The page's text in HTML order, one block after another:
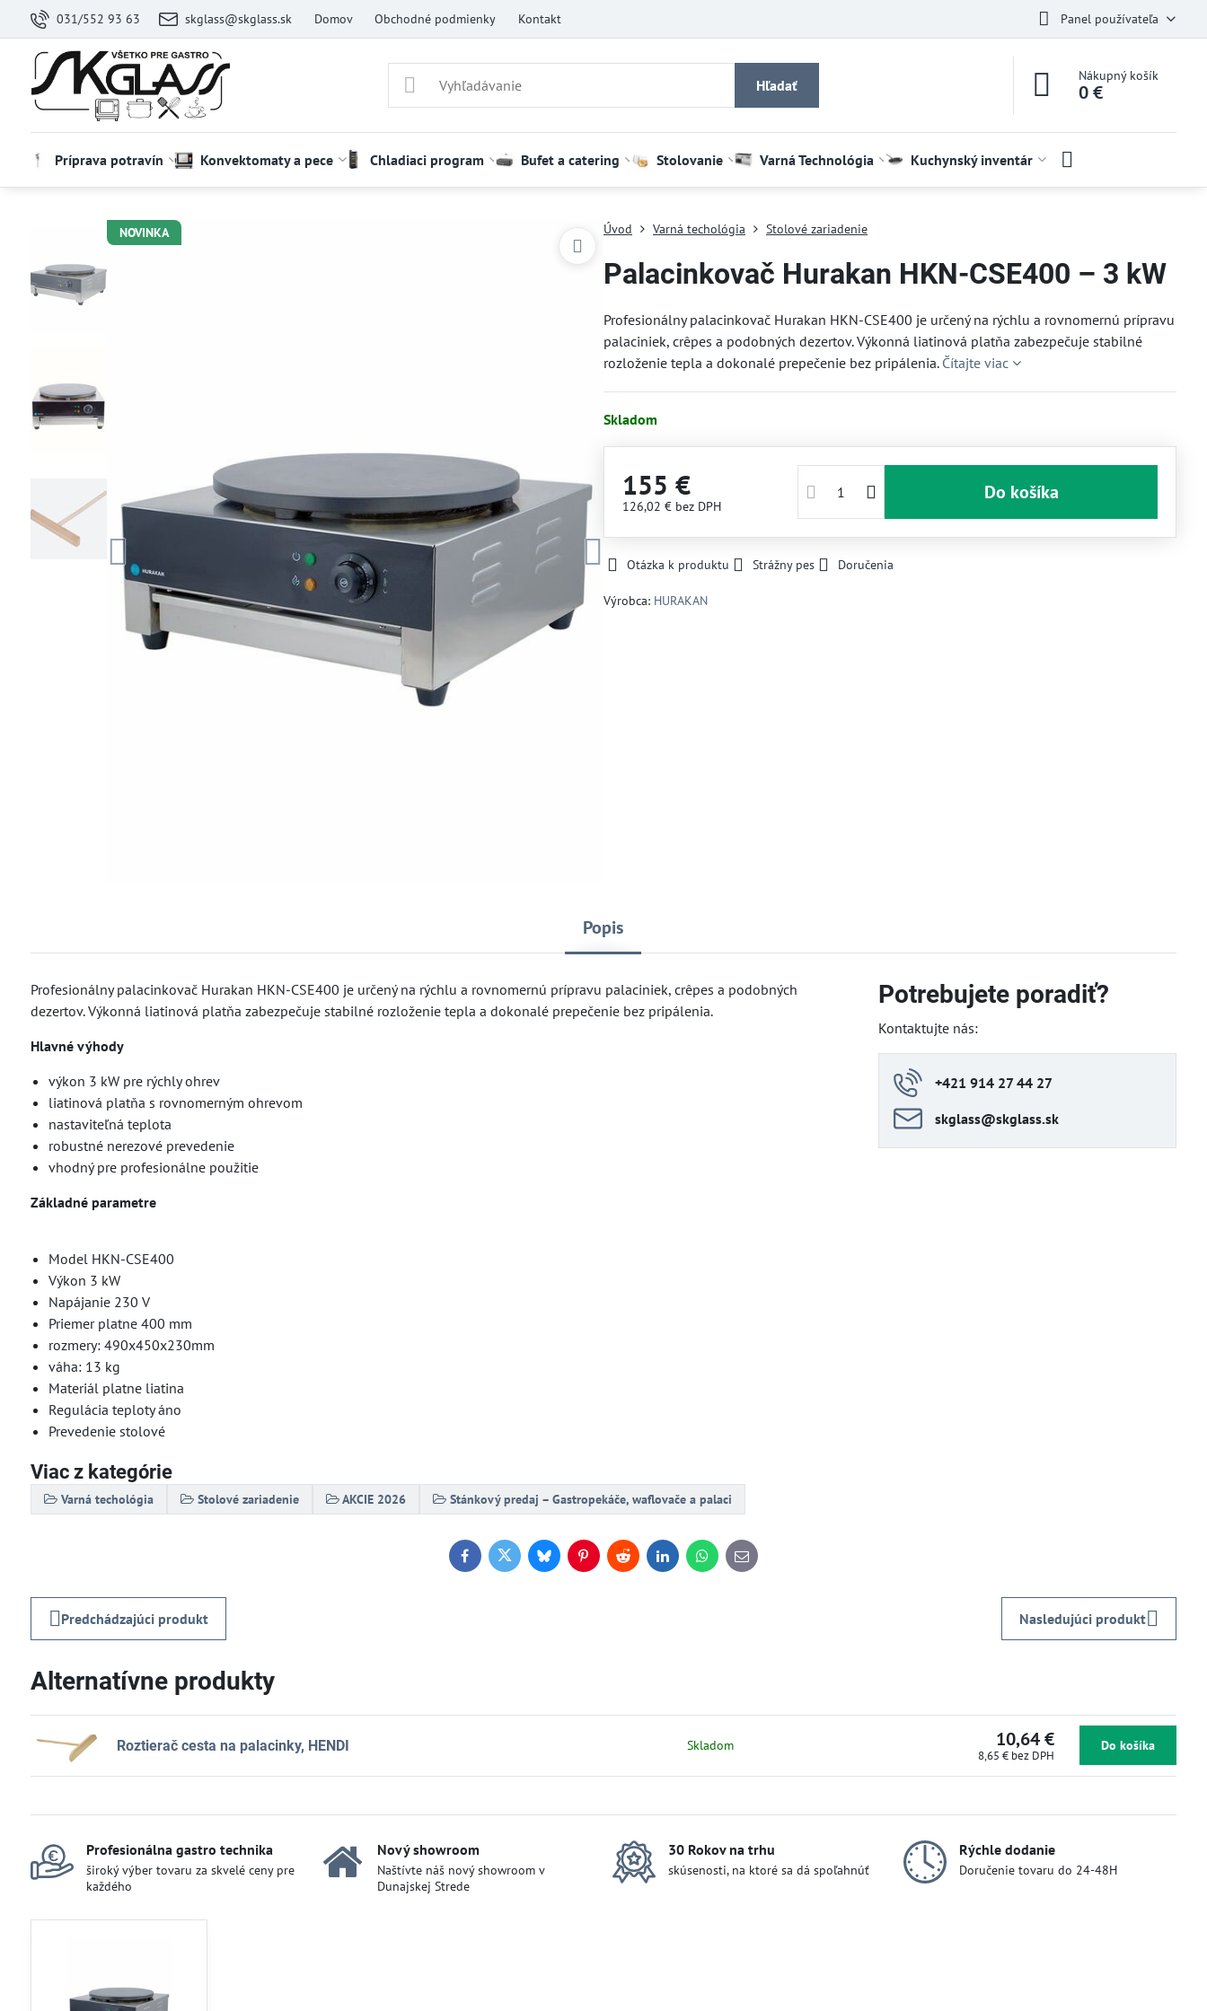
031/552 93 63 skglass@skglass.sk Domov Obchodné podmienky Kontakt Panel používateľa
Hľadať
Nákupný košík
0 €
Príprava potravín Konvektomaty a pece Chladiaci program Bufet a catering Stolovanie Varná Technológia Kuchynský inventár
NOVINKA Úvod Varná techológia Stolové zariadenie
Palacinkovač Hurakan HKN-CSE400 – 3 kW
Profesionálny palacinkovač Hurakan HKN-CSE400 je určený na rýchlu a rovnomernú prípravu
palaciniek, crêpes a podobných dezertov. Výkonná liatinová platňa zabezpečuje stabilné
rozloženie tepla a dokonalé prepečenie bez pripálenia. Čítajte viac
Skladom
155 €
126,02 € bez DPH
Do košíka
Otázka k produktu Strážny pes Doručenia
Výrobca: HURAKAN
Popis
Profesionálny palacinkovač Hurakan HKN-CSE400 je určený na rýchlu a rovnomernú prípravu palaciniek, crêpes a podobných
dezertov. Výkonná liatinová platňa zabezpečuje stabilné rozloženie tepla a dokonalé prepečenie bez pripálenia.
Hlavné výhody
výkon 3 kW pre rýchly ohrev
liatinová platňa s rovnomerným ohrevom
nastaviteľná teplota
robustné nerezové prevedenie
vhodný pre profesionálne použitie
Základné parametre
Model HKN-CSE400
Výkon 3 kW
Napájanie 230 V
Priemer platne 400 mm
rozmery: 490x450x230mm
váha: 13 kg
Materiál platne liatina
Regulácia teploty áno
Prevedenie stolové
Viac z kategórie
Varná techológia Stolové zariadenie AKCIE 2026 Stánkový predaj – Gastropekáče, waflovače a palaci
Potrebujete poradiť?
Kontaktujte nás:
+421 914 27 44 27
skglass​@skglass​.sk
FacebookTwitterBlueskyPinterestRedditLinkedInWhatsApp
E-
mail
Predchádzajúci produkt Nasledujúci produkt
Alternatívne produkty
Roztierač cesta na palacinky, HENDI Skladom 10,64 €
8,65 € bez DPH
Do košíka
Profesionálna gastro technika
široký výber tovaru za skvelé ceny pre
každého
Nový showroom
Naštívte náš nový showroom v
Dunajskej Strede
30 Rokov na trhu
skúsenosti, na ktoré sa dá spoľahnúť
Rýchle dodanie
Doručenie tovaru do 24-48H